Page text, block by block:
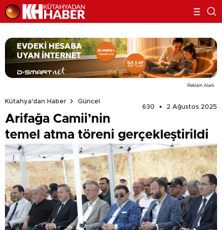
Reklam Alanı
Kütahya'dan Haber
Güncel
630
2 Ağustos 2025
Arifağa Camii’nin
temel atma töreni gerçekleştirildi